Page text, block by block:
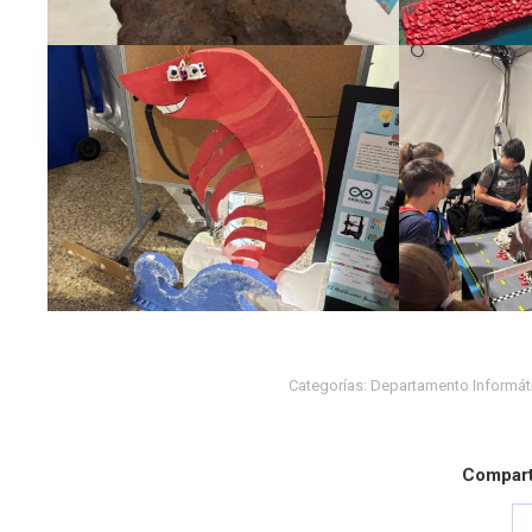
Categorías: Departamento